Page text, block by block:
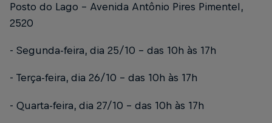
Posto do Lago – Avenida Antônio Pires Pimentel,
2520
- Segunda-feira, dia 25/10 – das 10h às 17h
- Terça-feira, dia 26/10 – das 10h às 17h
- Quarta-feira, dia 27/10 – das 10h às 17h